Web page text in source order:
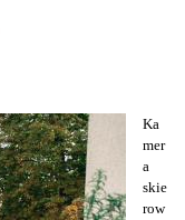
Ka
mer
a
skie
row